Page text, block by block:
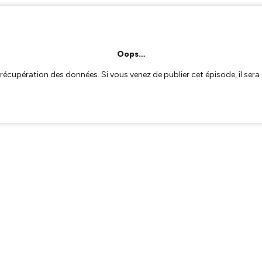
Oops…
des données. Si vous venez de publier cet épisode, il